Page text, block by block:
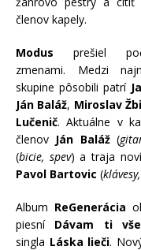
členov kapely.
Modus prešiel
zmenami. Medzi
skupine pôsobili patrí
Ján Baláž, Miroslav
Lučenič. Aktuálne v
členov Ján Baláž(
(bicie, spev) a traja
Pavol Bartovic (
Album ReGenerácia
piesní Dávam ti
singla Láska lieči.